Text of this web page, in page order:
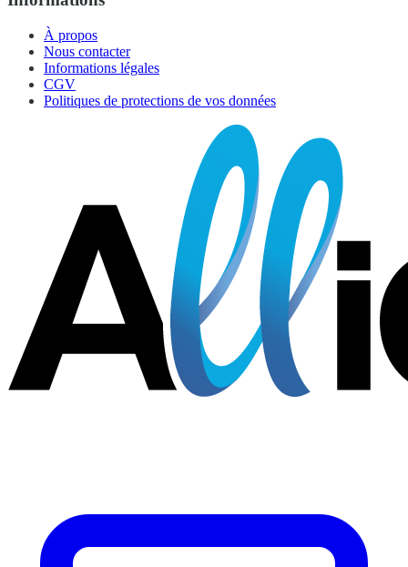
À propos
Nous contacter
Informations légales
CGV
Politiques de protections de vos données